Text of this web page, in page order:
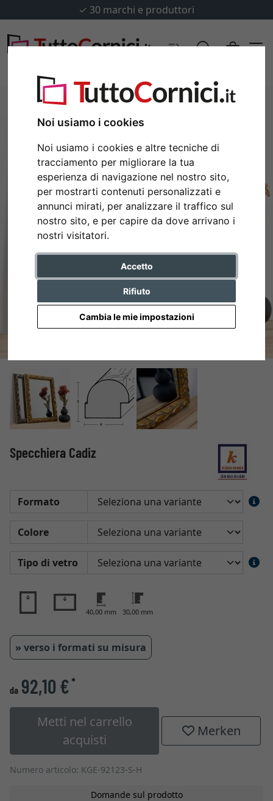
Noi usiamo i cookies
Noi usiamo i cookies e altre tecniche di
tracciamento per migliorare la tua
esperienza di navigazione nel nostro sito,
per mostrarti contenuti personalizzati e
annunci mirati, per analizzare il traffico sul
nostro sito, e per capire da dove arrivano i
nostri visitatori.
Accetto
Rifiuto
Cambia le mie impostazioni
✓ 30 marchi e produttori
Indietro
Specchiera Cadiz
Formato
Colore
Tipo di vetro
40,00 mm 30,00 mm
» verso i formati su misura
da 92,10 €*
Metti nel carrello
acquisti
Merken
Numero articolo: KGE-92123-S-H
Domande sul prodotto